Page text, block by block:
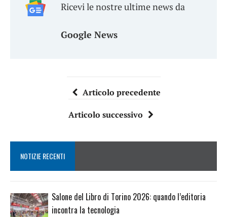
Ricevi le nostre ultime news da
Google News
Articolo precedente
Articolo successivo
NOTIZIE RECENTI
Salone del Libro di Torino 2026: quando l’editoria
incontra la tecnologia